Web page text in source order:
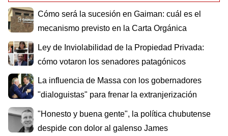
Cómo será la sucesión en Gaiman: cuál es el
mecanismo previsto en la Carta Orgánica
Ley de Inviolabilidad de la Propiedad Privada:
cómo votaron los senadores patagónicos
La influencia de Massa con los gobernadores
"dialoguistas" para frenar la extranjerización
"Honesto y buena gente", la política chubutense
despide con dolor al galenso James